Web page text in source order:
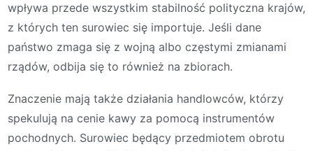
wpływa przede wszystkim stabilność polityczna krajów,
z których ten surowiec się importuje. Jeśli dane
państwo zmaga się z wojną albo częstymi zmianami
rządów, odbija się to również na zbiorach.
Znaczenie mają także działania handlowców, którzy
spekulują na cenie kawy za pomocą instrumentów
pochodnych. Surowiec będący przedmiotem obrotu